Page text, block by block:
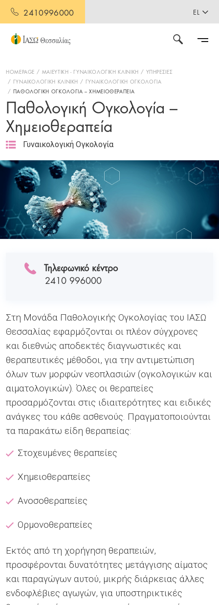
2410996000 EL
HOMEPAGE ΜΑΙΕΥΤΙΚΗ - ΓΥΝΑΙΚΟΛΟΓΙΚΗ ΚΛΙΝΙΚΗ
ΥΠΗΡΕΣΙΕΣ
ΓΥΝΑΙΚΟΛΟΓΙΚΗ ΚΛΙΝΙΚΗ
ΓΥΝΑΙΚΟΛΟΓΙΚΗ ΟΓΚΟΛΟΓΙΑ
ΠΑΘΟΛΟΓΙΚΗ ΟΓΚΟΛΟΓΙΑ – ΧΗΜΕΙΟΘΕΡΑΠΕΙΑ
Παθολογική Ογκολογία –
Χημειοθεραπεία
Γυναικολογική Ογκολογία
Τηλεφωνικό κέντρο
2410 996000
Στη Μονάδα Παθολογικής Ογκολογίας του ΙΑΣΩ
Θεσσαλίας εφαρμόζονται οι πλέον σύγχρονες
και διεθνώς αποδεκτές διαγνωστικές και
θεραπευτικές μέθοδοι, για την αντιμετώπιση
όλων των μορφών νεοπλασιών (ογκολογικών και
αιματολογικών). Όλες οι θεραπείες
προσαρμόζονται στις ιδιαιτερότητες και ειδικές
ανάγκες του κάθε ασθενούς. Πραγματοποιούνται
τα παρακάτω είδη θεραπείας:
Στοχευμένες θεραπείες
Χημειοθεραπείες
Ανοσοθεραπείες
Ορμονοθεραπείες
Εκτός από τη χορήγηση θεραπειών,
προσφέρονται δυνατότητες μετάγγισης αίματος
και παραγώγων αυτού, μικρής διάρκειας άλλες
ενδοφλέβιες αγωγών, για υποστηρικτικές